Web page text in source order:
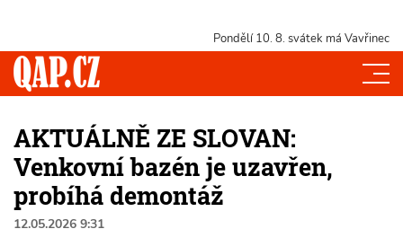
Pondělí 10. 8. svátek má Vavřinec
AKTUÁLNĚ ZE SLOVAN:
Venkovní bazén je uzavřen,
probíhá demontáž
12.05.2026 9:31